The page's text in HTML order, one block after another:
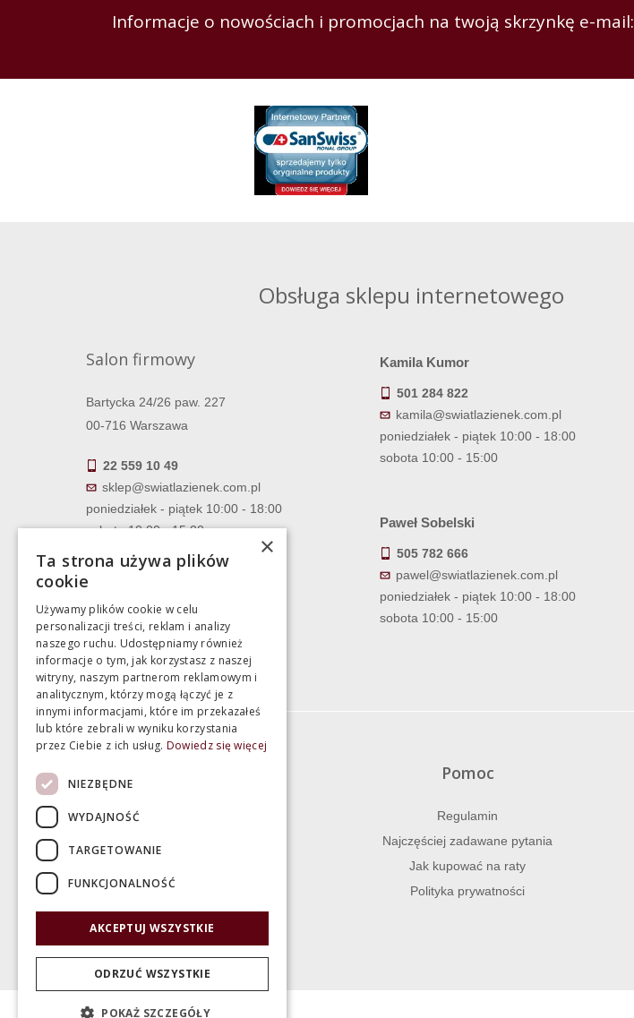
Informacje o nowościach i promocjach na twoją skrzynkę e-mail:
Obsługa sklepu internetowego
Salon firmowy
Bartycka 24/26 paw. 227
00-716 Warszawa
22 559 10 49
sklep@swiatlazienek.com.pl
poniedziałek - piątek 10:00 - 18:00
sobota 10:00 - 15:00
Kamila Kumor
501 284 822
kamila@swiatlazienek.com.pl
poniedziałek - piątek 10:00 - 18:00
sobota 10:00 - 15:00
Paweł Sobelski
505 782 666
pawel@swiatlazienek.com.pl
poniedziałek - piątek 10:00 - 18:00
sobota 10:00 - 15:00
Termin realizacji zamówienia
Gwarancja i serwis
Zwrot towaru
Pomoc
Regulamin
Najczęściej zadawane pytania
Jak kupować na raty
Polityka prywatności
×
Ta strona używa plików
cookie
Używamy plików cookie w celu
personalizacji treści, reklam i analizy
naszego ruchu. Udostępniamy również
informacje o tym, jak korzystasz z naszej
witryny, naszym partnerom reklamowym i
analitycznym, którzy mogą łączyć je z
innymi informacjami, które im przekazałeś
lub które zebrali w wyniku korzystania
przez Ciebie z ich usług. Dowiedz się więcej
NIEZBĘDNE
WYDAJNOŚĆ
TARGETOWANIE
FUNKCJONALNOŚĆ
AKCEPTUJ WSZYSTKIE
ODRZUĆ WSZYSTKIE
POKAŻ SZCZEGÓŁY